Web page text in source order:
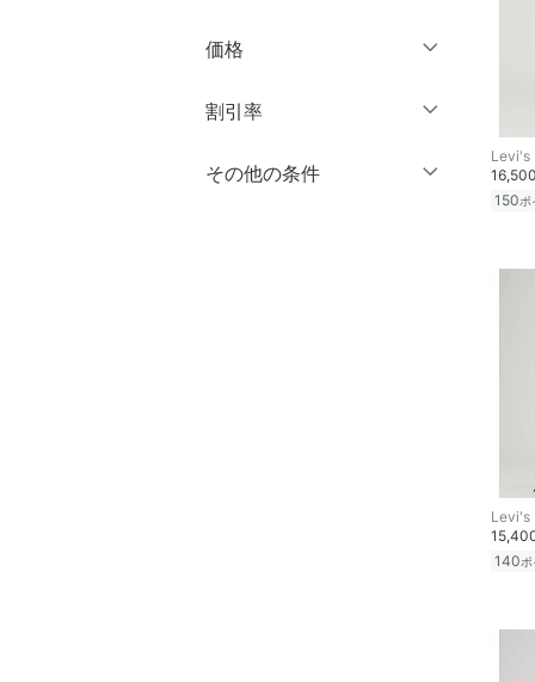
バッグ
シューズ・靴
インナー・ルームウェア
10分丈
12分丈 ～
クリア 絞り込み
クリア
価格
絞り込み
割引率
％OFF～ ％OFF
その他の条件
Levi's
150ポ
Levi's
140ポ